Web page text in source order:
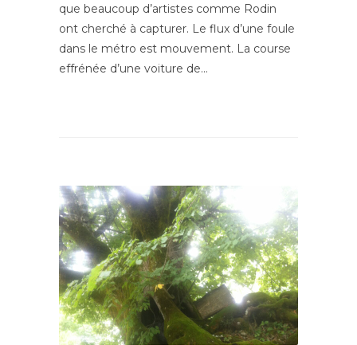
que beaucoup d’artistes comme Rodin
ont cherché à capturer. Le flux d’une foule
dans le métro est mouvement. La course
effrénée d’une voiture de…